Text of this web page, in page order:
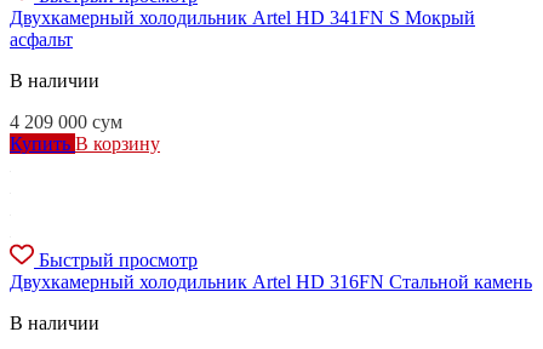
Двухкамерный холодильник Artel HD 341FN S Мокрый
асфальт
В наличии
4 209 000 сум
Купить В корзину
Быстрый просмотр
Двухкамерный холодильник Artel HD 316FN Стальной камень
В наличии